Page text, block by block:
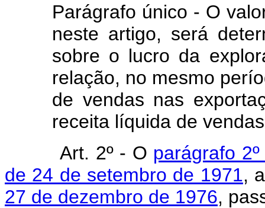
Parágrafo único - O
neste artigo, será
sobre o lucro da
relação, no mesmo
de vendas nas
receita líquida de
Art. 2º - O parágrafo
de 24 de setembro de 1971,
27 de dezembro de 1976,